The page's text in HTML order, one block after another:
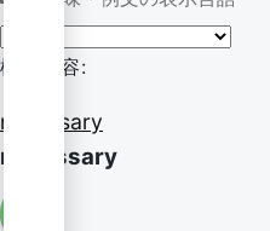
検索内容:
necessary
necessary